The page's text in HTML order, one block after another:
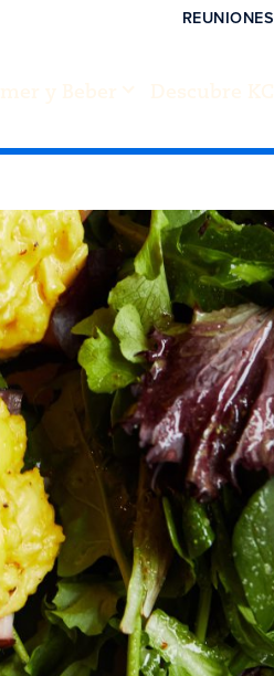
REUNIONES